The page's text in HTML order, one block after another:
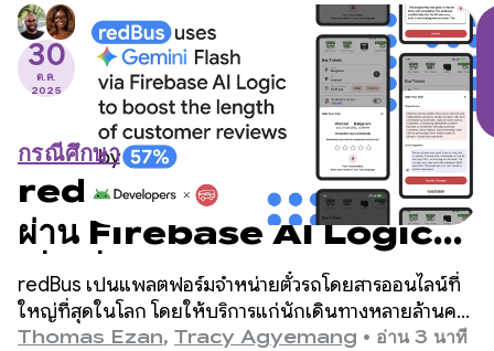
30
ต.ค.
2025
กรณีศึกษา
redBus ใช้ Gemini Flash
ผ่าน Firebase AI Logic
เพื่อเพิ่มความยาวของรีวิวจาก
ลูกค้าได้ 57%
redBus เป็นแพลตฟอร์มจำหน่ายตั๋วรถโดยสารออนไลน์ที่
ใหญ่ที่สุดในโลก โดยให้บริการแก่นักเดินทางหลายล้านคน
ทั่วอินเดีย เอเชียตะวันออกเฉียงใต้ และลาตินอเมริกา
Thomas Ezan, Tracy Agyemang • อ่าน 3 นาที